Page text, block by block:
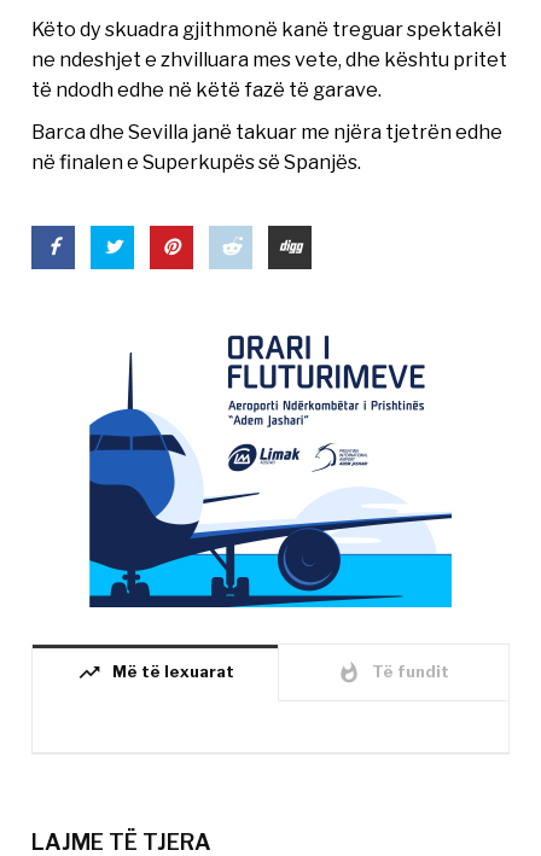
Këto dy skuadra gjithmonë kanë treguar spektakël
ne ndeshjet e zhvilluara mes vete, dhe kështu pritet
të ndodh edhe në këtë fazë të garave.
Barca dhe Sevilla janë takuar me njëra tjetrën edhe
në finalen e Superkupës së Spanjës.
trending_up Më të lexuarat whatshot Të fundit
LAJME TË TJERA